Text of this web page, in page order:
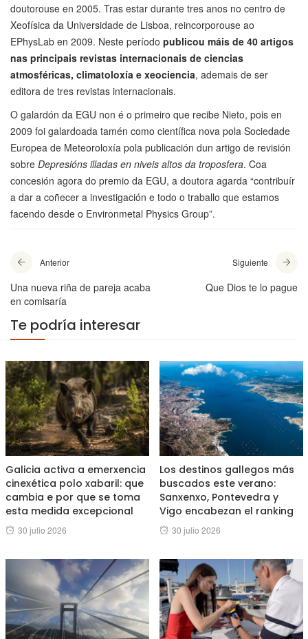
doutorouse en 2005. Tras estar durante tres anos no centro de
Xeofísica da Universidade de Lisboa, reincorporouse ao
EPhysLab en 2009. Neste período publicou máis de 40 artigos
nas principais revistas internacionais de ciencias
atmosféricas, climatoloxía e xeociencia, ademais de ser
editora de tres revistas internacionais.
O galardón da EGU non é o primeiro que recibe Nieto, pois en
2009 foi galardoada tamén como científica nova pola Sociedade
Europea de Meteoroloxía pola publicación dun artigo de revisión
sobre Depresións illadas en niveis altos da troposfera. Coa
concesión agora do premio da EGU, a doutora agarda “contribuír
a dar a coñecer a investigación e todo o traballo que estamos
facendo desde o Environmetal Physics Group”.
Anterior
Una nueva riña de pareja acaba
en comisaría
Siguiente
Que Dios te lo pague
Te podría interesar
Galicia activa a emerxencia
cinexética polo xabaril: que
cambia e por que se toma
esta medida excepcional
Posted
30 julio 2026
Los destinos gallegos más
buscados este verano:
Sanxenxo, Pontevedra y
Vigo encabezan el ranking
Posted
30 julio 2026